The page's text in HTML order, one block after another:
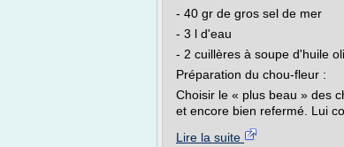
- 40 gr de gros sel de mer
- 3 l d'eau
- 2 cuillères à soupe d'huile
Préparation du chou-fleur :
Choisir le « plus beau » des
et encore bien refermé. Lui
Lire la suite